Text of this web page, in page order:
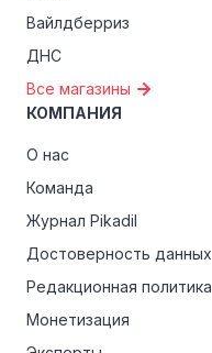
Вайлдберриз
ДНС
Все магазины
КОМПАНИЯ
О нас
Команда
Журнал Pikadil
Достоверность данных
Редакционная политика
Монетизация